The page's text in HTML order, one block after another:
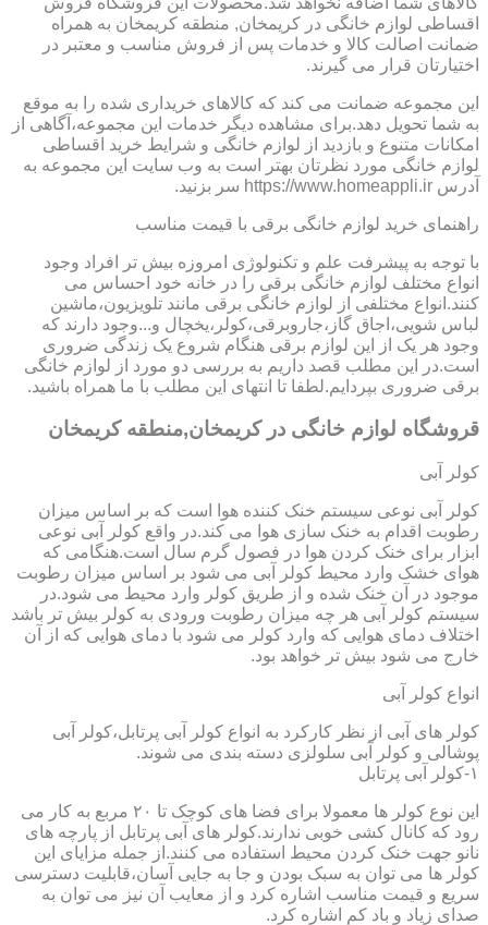
اقساطی لوازم خانگی در کریمخان, منطقه کریمخان به همراه
ضمانت اصالت کالا و خدمات پس از فروش مناسب و معتبر در
اختیارتان قرار می گیرند.
این مجموعه ضمانت می کند که کالاهای خریداری شده را به موقع
به شما تحویل دهد.برای مشاهده دیگر خدمات این مجموعه،آگاهی از
امکانات متنوع و بازدید از لوازم خانگی و شرایط خرید اقساطی
لوازم خانگی مورد نظرتان بهتر است به وب سایت این مجموعه به
آدرس https://www.homeappli.ir سر بزنید.
راهنمای خرید لوازم خانگی برقی با قیمت مناسب
با توجه به پیشرفت علم و تکنولوژی امروزه بیش تر افراد وجود
انواع مختلف لوازم خانگی برقی را در خانه خود احساس می
کنند.انواع مختلفی از لوازم خانگی برقی مانند تلویزیون،ماشین
لباس شویی،اجاق گاز،جاروبرقی،کولر،یخچال و...وجود دارند که
وجود هر یک از این لوازم برقی هنگام شروع یک زندگی ضروری
است.در این مطلب قصد داریم به بررسی دو مورد از لوازم خانگی
برقی ضروری بپردایم.لطفا تا انتهای این مطلب با ما همراه باشید.
قروشگاه لوازم خانگی در کریمخان,منطقه کریمخان
کولر آبی
کولر آبی نوعی سیستم خنک کننده هوا است که بر اساس میزان
رطوبت اقدام به خنک سازی هوا می کند.در واقع کولر آبی نوعی
ابزار برای خنک کردن هوا در فصول گرم سال است.هنگامی که
هوای خشک وارد محیط کولر آبی می شود بر اساس میزان رطوبت
موجود در آن خنک شده و از طریق کولر وارد محیط می شود.در
سیستم کولر آبی هر چه میزان رطوبت ورودی به کولر بیش تر باشد
اختلاف دمای هوایی که وارد کولر می شود با دمای هوایی که از آن
خارج می شود بیش تر خواهد بود.
انواع کولر آبی
کولر های آبی از نظر کارکرد به انواع کولر آبی پرتابل،کولر آبی
پوشالی و کولر آبی سلولزی دسته بندی می شوند.
۱-کولر آبی پرتابل
این نوع کولر ها معمولا برای فضا های کوچک تا ۲۰ مربع به کار می
رود که کانال کشی خوبی ندارند.کولر های آبی پرتابل از پارچه های
نانو جهت خنک کردن محیط استفاده می کنند.از جمله مزایای این
کولر ها می توان به سبک بودن و جا به جایی آسان،قابلیت دسترسی
سریع و قیمت مناسب اشاره کرد و از معایب آن نیز می توان به
صدای زیاد و باد کم اشاره کرد.